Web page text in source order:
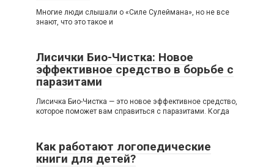
Многие люди слышали о «Силе Сулеймана», но не все
знают, что это такое и
Лисички Био-Чистка: Новое
эффективное средство в борьбе с
паразитами
Лисичка Био-Чистка — это новое эффективное средство,
которое поможет вам справиться с паразитами. Когда
Как работают логопедические
книги для детей?